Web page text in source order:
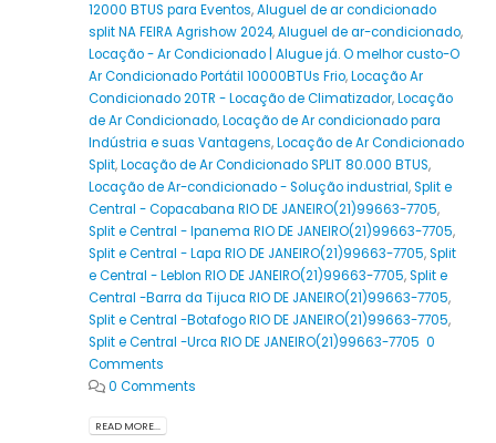
12000 BTUS para Eventos,Aluguel de ar condicionado
split NA FEIRA Agrishow 2024,Aluguel de ar-condicionado,
Locação - Ar Condicionado | Alugue já. O melhor custo-O
Ar Condicionado Portátil 10000BTUs Frio,Locação Ar
Condicionado 20TR - Locação de Climatizador,Locação
de Ar Condicionado,Locação de Ar condicionado para
Indústria e suas Vantagens,Locação de Ar Condicionado
Split,Locação de Ar Condicionado SPLIT 80.000 BTUS,
Locação de Ar-condicionado - Solução industrial,Split e
Central - Copacabana RIO DE JANEIRO(21)99663-7705,
Split e Central - Ipanema RIO DE JANEIRO(21)99663-7705,
Split e Central - Lapa RIO DE JANEIRO(21)99663-7705,Split
e Central - Leblon RIO DE JANEIRO(21)99663-7705,Split e
Central -Barra da Tijuca RIO DE JANEIRO(21)99663-7705,
Split e Central -Botafogo RIO DE JANEIRO(21)99663-7705,
Split e Central -Urca RIO DE JANEIRO(21)99663-7705 0
Comments
0 Comments
READ MORE...